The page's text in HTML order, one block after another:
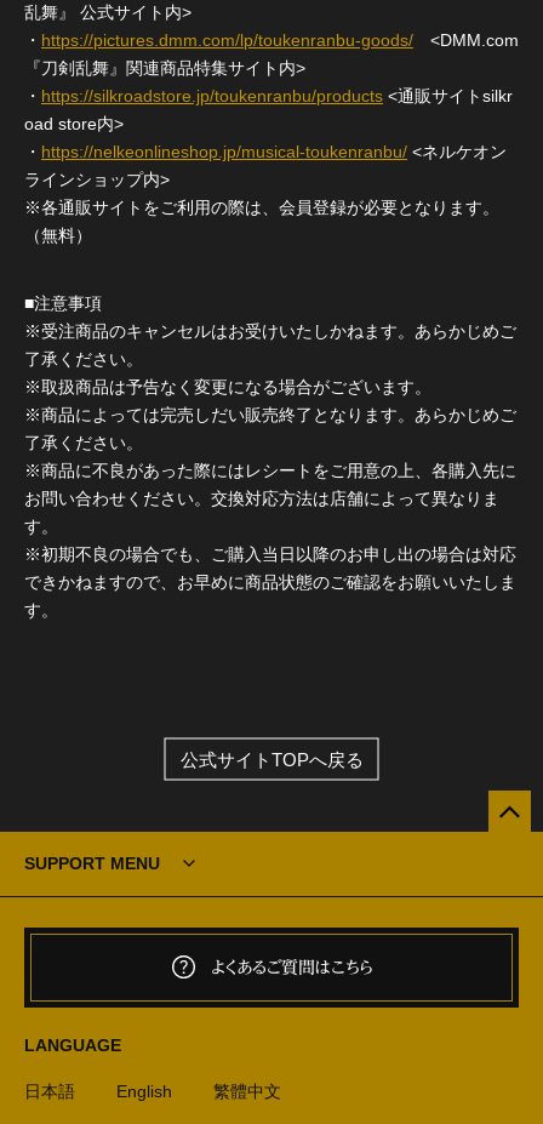
乱舞』 公式サイト内>
・ https://pictures.dmm.com/lp/toukenranbu-goods/ <DMM.com
『刀剣乱舞』関連商品特集サイト内>
・ https://silkroadstore.jp/toukenranbu/products <通販サイトsilkr
oad store内>
・ https://nelkeonlineshop.jp/musical-toukenranbu/ <ネルケオン
ラインショップ内>
※各通販サイトをご利用の際は、会員登録が必要となります。
（無料）
■注意事項
※受注商品のキャンセルはお受けいたしかねます。あらかじめご
了承ください。
※取扱商品は予告なく変更になる場合がございます。
※商品によっては完売しだい販売終了となります。あらかじめご
了承ください。
※商品に不良があった際にはレシートをご用意の上、各購入先に
お問い合わせください。交換対応方法は店舗によって異なりま
す。
※初期不良の場合でも、ご購入当日以降のお申し出の場合は対応
できかねますので、お早めに商品状態のご確認をお願いいたしま
す。
公式サイトTOPへ戻る
SUPPORT MENU
よくあるご質問はこちら
LANGUAGE
日本語 English 繁體中文